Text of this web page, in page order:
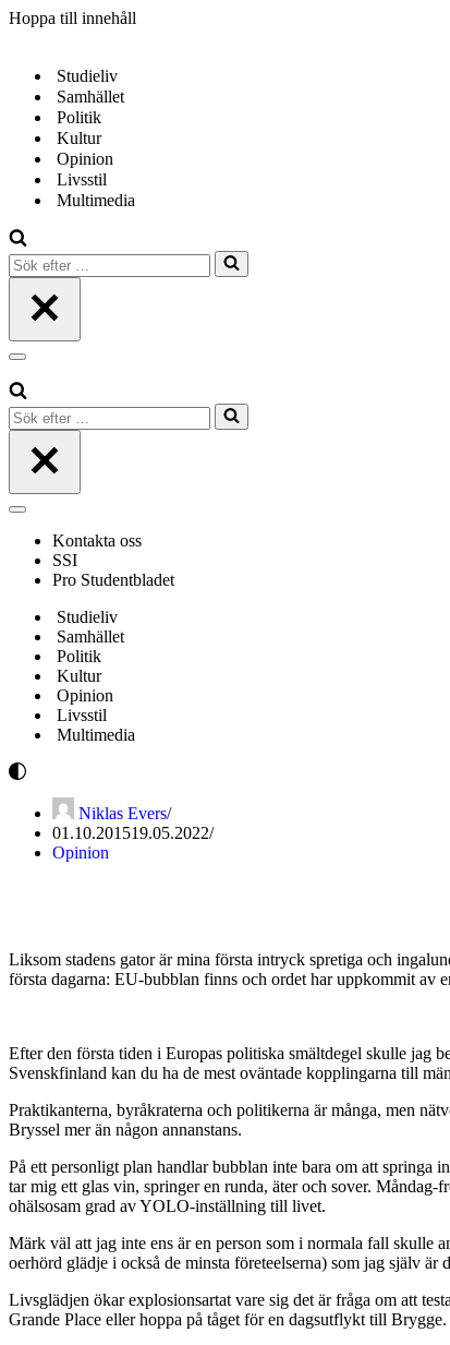
Hoppa till innehåll
Studieliv
Samhället
Politik
Kultur
Opinion
Livsstil
Multimedia
Sök
efter
Navigeringsmeny
Sök
efter
Navigeringsmeny
Kontakta oss
SSI
Pro Studentbladet
Studieliv
Samhället
Politik
Kultur
Opinion
Livsstil
Multimedia
Niklas Evers
01.10.201519.05.2022
Opinion
Liksom stadens gator är mina första intryck spretiga och
första dagarna: EU-bubblan finns och ordet har uppkommit av
Efter den första tiden i Europas politiska smältdegel skulle jag
Svenskfinland kan du ha de mest oväntade kopplingarna till
Praktikanterna, byråkraterna och politikerna är många, men
Bryssel mer än någon annanstans.
På ett personligt plan handlar bubblan inte bara om att springa
tar mig ett glas vin, springer en runda, äter och sover.
ohälsosam grad av YOLO-inställning till livet.
Märk väl att jag inte ens är en person som i normala fall skulle
oerhörd glädje i också de minsta företeelserna) som jag själv
Livsglädjen ökar explosionsartat vare sig det är fråga om att
Grande Place eller hoppa på tåget för en dagsutflykt till Brygge.